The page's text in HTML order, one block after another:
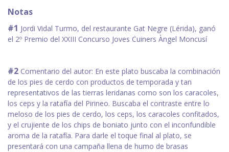
Notas
#1 Jordi Vidal Turmo, del restaurante Gat Negre (Lérida), ganó
el 2º Premio del XXIII Concurso Joves Cuiners Àngel Moncusí
#2 Comentario del autor: En este plato buscaba la combinación
de los pies de cerdo con productos de temporada y tan
representativos de las tierras leridanas como son los caracoles,
los ceps y la ratafía del Pirineo. Buscaba el contraste entre lo
meloso de los pies de cerdo, los ceps, los caracoles confitados,
y el crujiente de los chips de boniato junto con el inconfundible
aroma de la ratafía. Para darle el toque final al plato, se
presentará con una campaña llena de humo de brasas